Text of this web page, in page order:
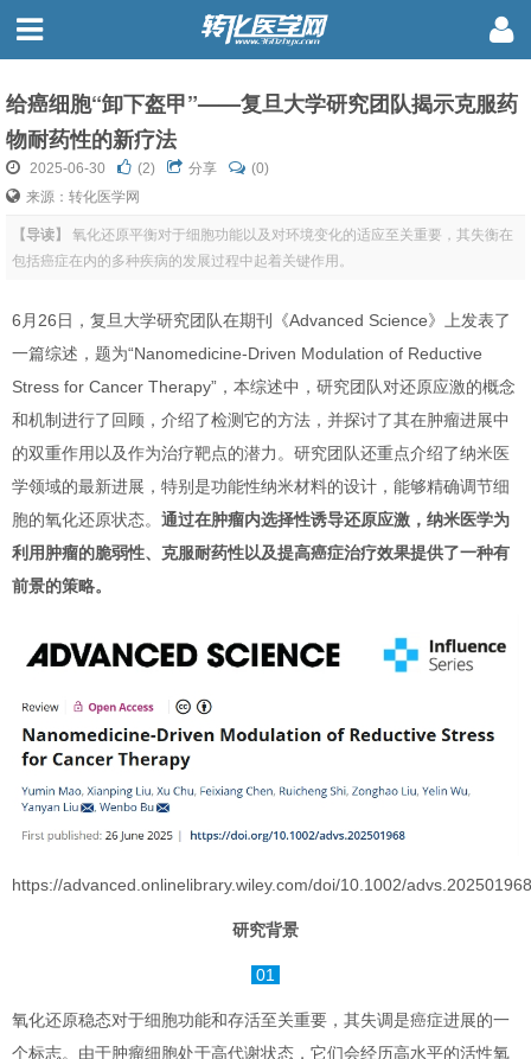
给癌细胞“卸下盔甲”——复旦大学研究团队揭示克服药
物耐药性的新疗法
2025-06-30 (2) 分享
(0)
来源：转化医学网
【导读】
氧化还原平衡对于细胞功能以及对环境变化的适应至关重要，其失衡在
包括癌症在内的多种疾病的发展过程中起着关键作用。
6月26日，复旦大学研究团队在期刊《Advanced Science》上发表了
一篇综述，题为“Nanomedicine-Driven Modulation of Reductive
Stress for Cancer Therapy”，本综述中，研究团队对还原应激的概念
和机制进行了回顾，介绍了检测它的方法，并探讨了其在肿瘤进展中
的双重作用以及作为治疗靶点的潜力。研究团队还重点介绍了纳米医
学领域的最新进展，特别是功能性纳米材料的设计，能够精确调节细
胞的氧化还原状态。 通过在肿瘤内选择性诱导还原应激，纳米医学为
利用肿瘤的脆弱性、克服耐药性以及提高癌症治疗效果提供了一种有
前景的策略。
https://advanced.onlinelibrary.wiley.com/doi/10.1002/advs.202501968
研究背景
01
氧化还原稳态对于细胞功能和存活至关重要，其失调是癌症进展的一
个标志。由于肿瘤细胞处于高代谢状态，它们会经历高水平的活性氧